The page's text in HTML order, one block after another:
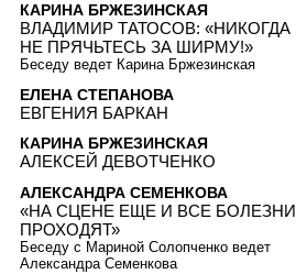
КАРИНА БРЖЕЗИНСКАЯ
ВЛАДИМИР ТАТОСОВ: «НИКОГДА
НЕ ПРЯЧЬТЕСЬ ЗА ШИРМУ!»
Беседу ведет Карина Бржезинская
ЕЛЕНА СТЕПАНОВА
ЕВГЕНИЯ БАРКАН
КАРИНА БРЖЕЗИНСКАЯ
АЛЕКСЕЙ ДЕВОТЧЕНКО
АЛЕКСАНДРА СЕМЕНКОВА
«НА СЦЕНЕ ЕЩЕ И ВСЕ БОЛЕЗНИ
ПРОХОДЯТ»
Беседу с Мариной Солопченко ведет
Александра Семенкова